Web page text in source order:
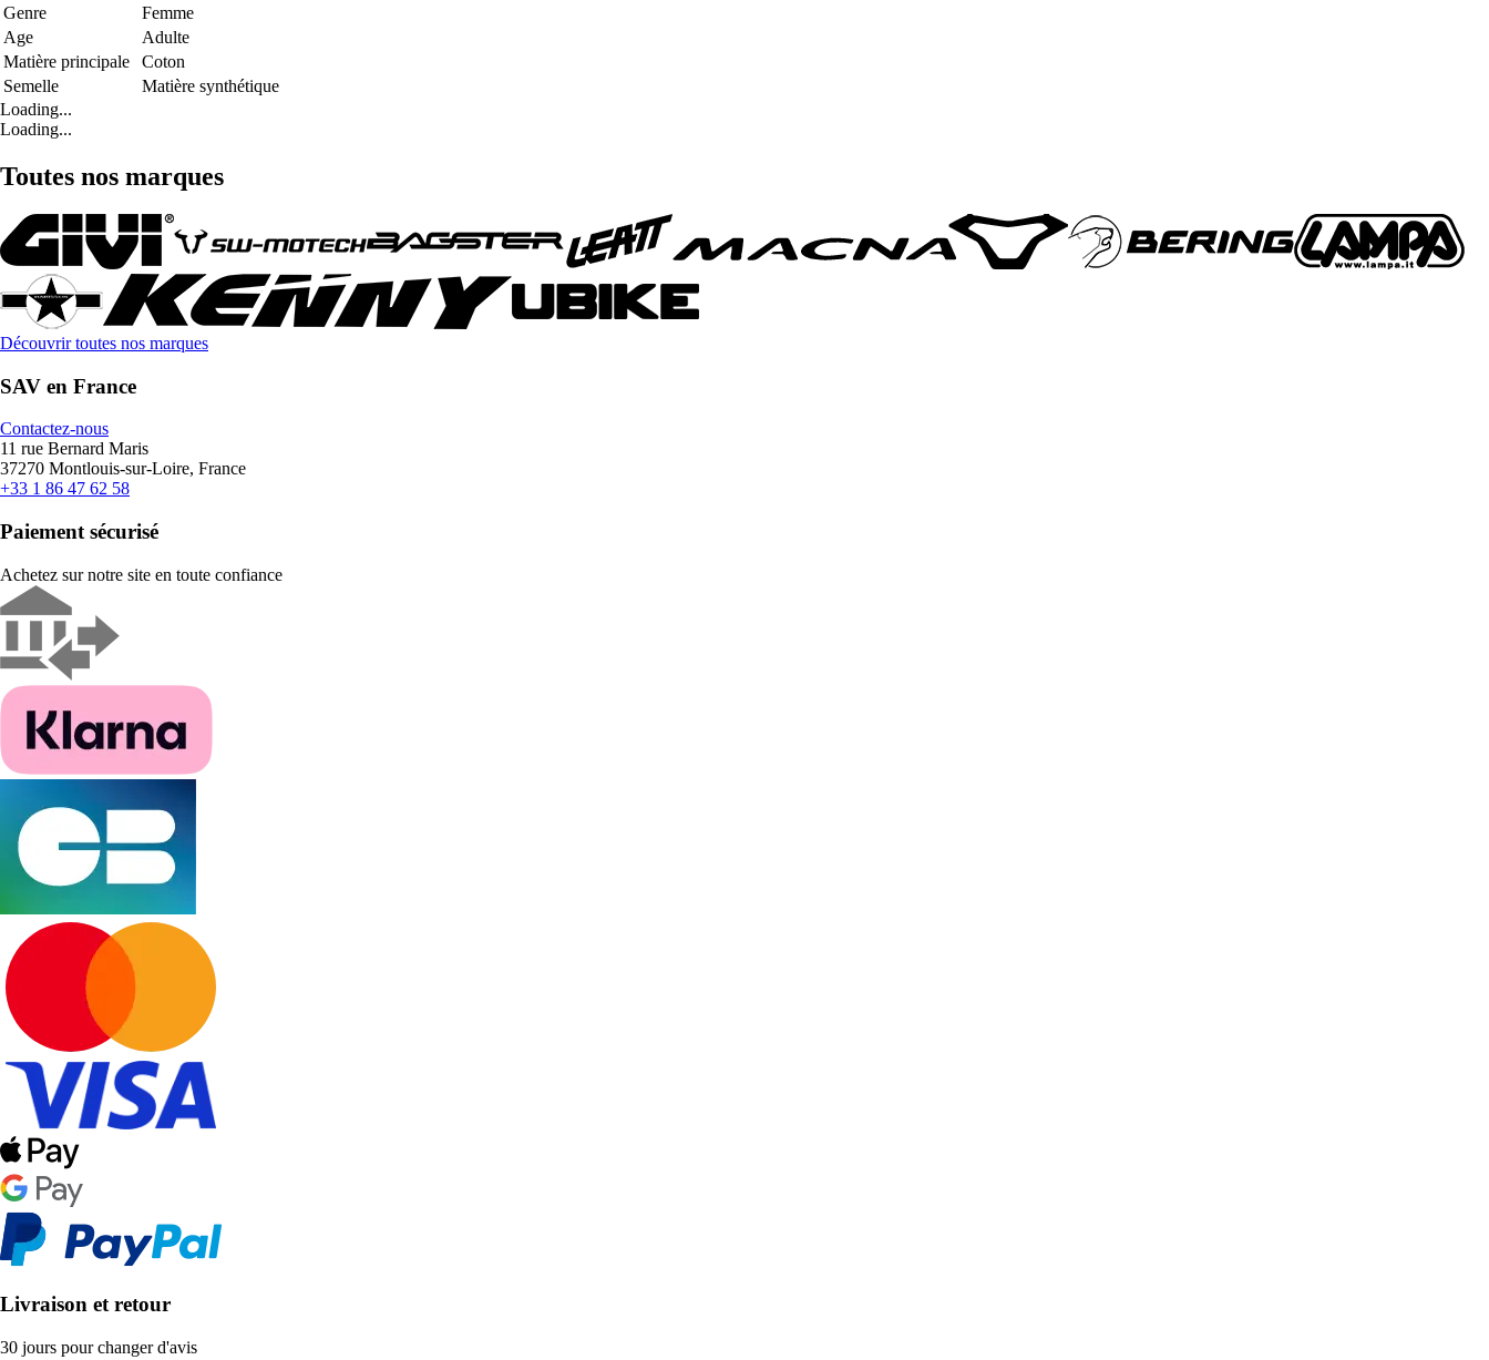
Genre
Femme
Age
Adulte
Matière principale
Coton
Semelle
Matière synthétique
Loading...
Loading...
Toutes nos marques
Découvrir toutes nos marques
SAV en France
Contactez-nous
11 rue Bernard Maris
37270 Montlouis-sur-Loire, France
+33 1 86 47 62 58
Paiement sécurisé
Achetez sur notre site en toute confiance
Livraison et retour
30 jours pour changer d'avis